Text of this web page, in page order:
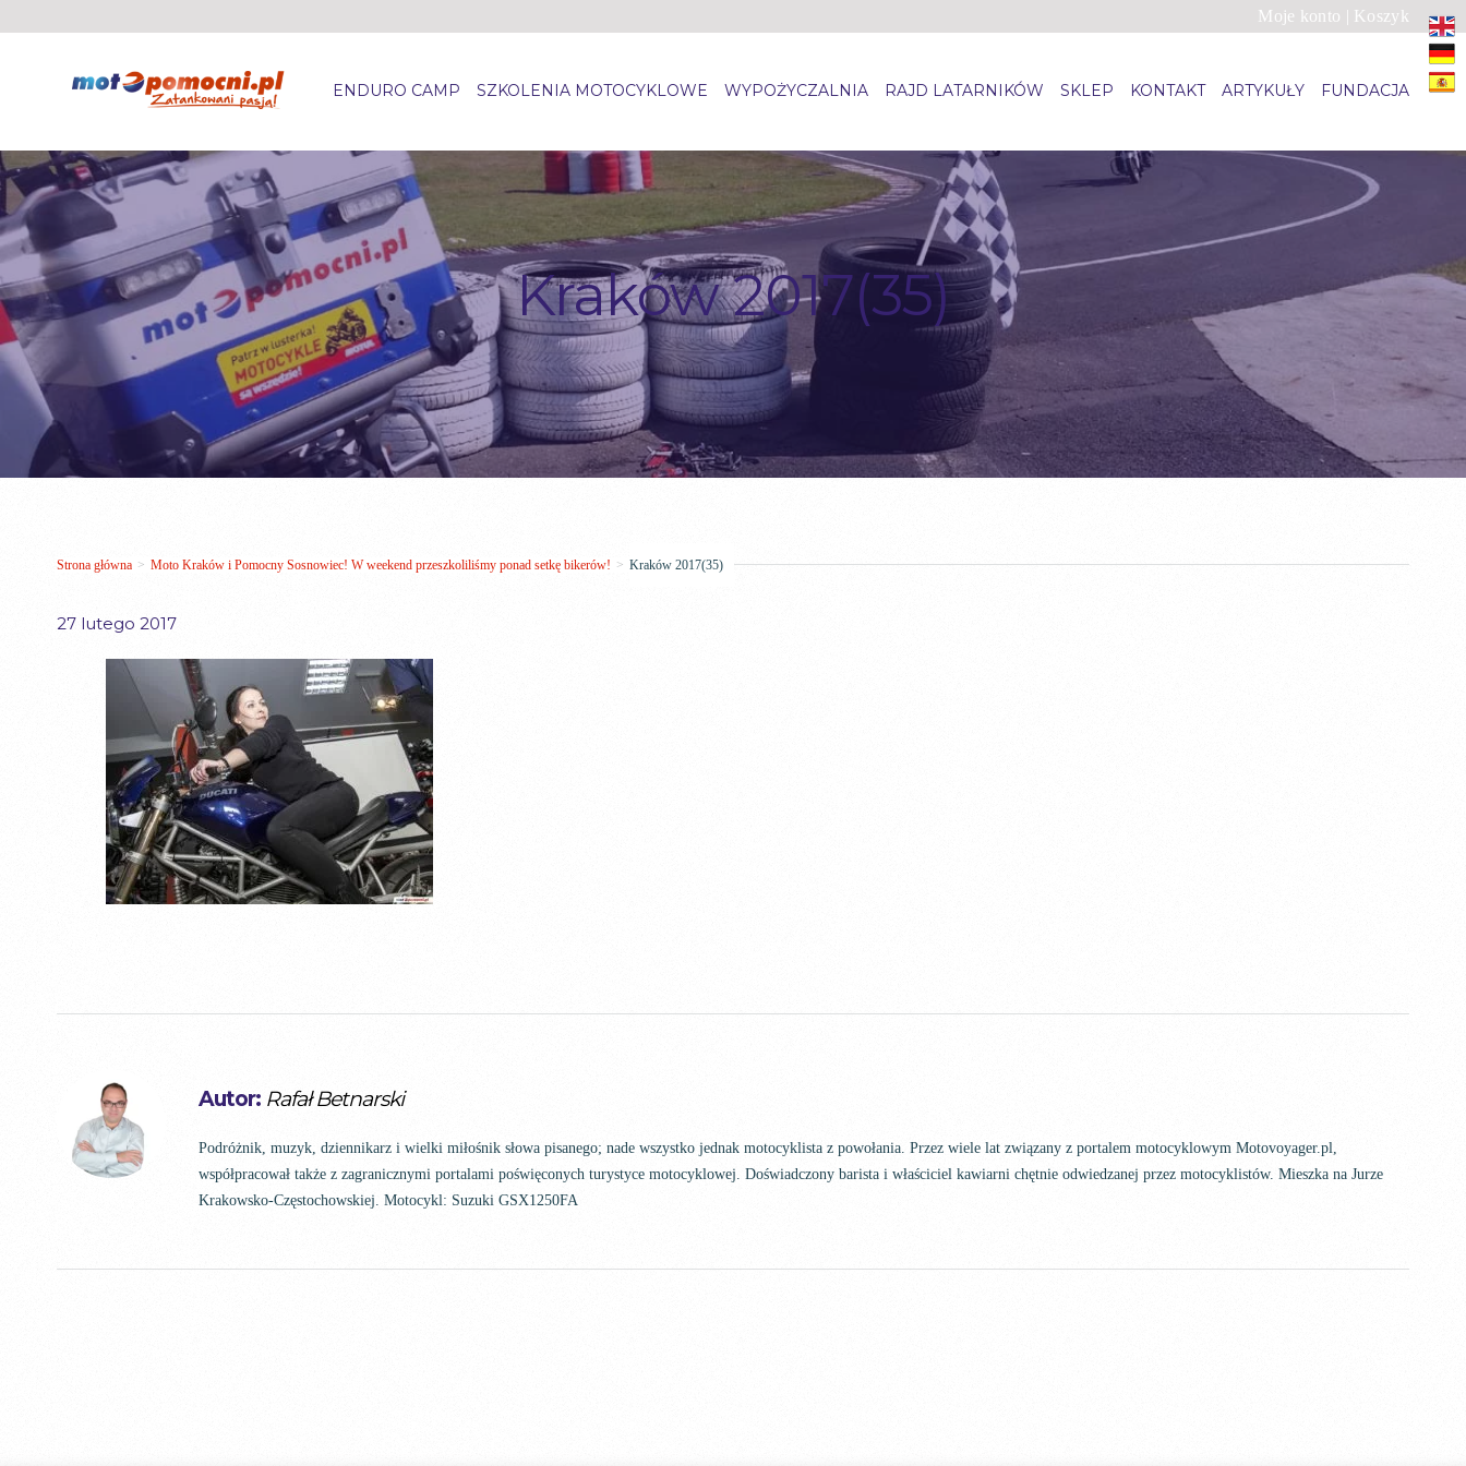
Moje konto | Koszyk
ENDURO CAMP SZKOLENIA MOTOCYKLOWE WYPOŻYCZALNIA RAJD LATARNIKÓW SKLEP KONTAKT ARTYKUŁY FUNDACJA
Kraków 2017(35)
Strona główna > Moto Kraków i Pomocny Sosnowiec! W weekend przeszkoliliśmy ponad setkę bikerów! > Kraków 2017(35)
27 lutego 2017
Autor: Rafał Betnarski
Podróżnik, muzyk, dziennikarz i wielki miłośnik słowa pisanego; nade wszystko jednak motocyklista z powołania. Przez wiele lat związany z portalem motocyklowym Motovoyager.pl,
współpracował także z zagranicznymi portalami poświęconych turystyce motocyklowej. Doświadczony barista i właściciel kawiarni chętnie odwiedzanej przez motocyklistów. Mieszka na Jurze
Krakowsko-Częstochowskiej. Motocykl: Suzuki GSX1250FA